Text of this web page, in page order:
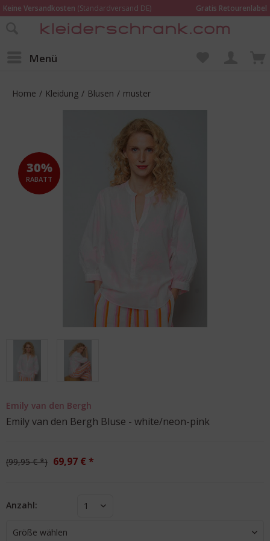
Keine Versandkosten (Standardversand DE)
Gratis Retourenlabel
Online bestellen – im Geschäft in Kempen anprobieren und beraten lassen
Menü
Home / Kleidung / Blusen / muster
30%
RABATT
Emily van den Bergh
Emily van den Bergh Bluse - white/neon-pink
99,95 € * 69,97 € *
Anzahl: 1
Größe wählen